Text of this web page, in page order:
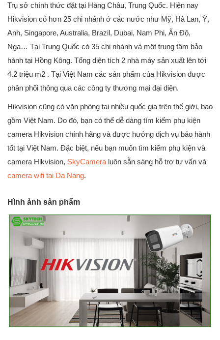
Trụ sở chính thức đặt tại Hàng Châu, Trung Quốc. Hiện nay
Hikvision có hơn 25 chi nhánh ở các nước như Mỹ, Hà Lan, Ý,
Anh, Singapore, Australia, Brazil, Dubai, Nam Phi, Ấn Độ,
Nga… Tại Trung Quốc có 35 chi nhánh và một trung tâm bảo
hành tại Hồng Kông. Tổng diện tích 2 nhà máy sản xuất lên tới
4.2 triệu m2 . Tại Việt Nam các sản phẩm của Hikvision được
phân phối thông qua các công ty thương mại đại diện.
Hikvision cũng có văn phòng tại nhiều quốc gia trên thế giới, bao
gồm Việt Nam. Do đó, bạn có thể dễ dàng tìm kiếm phụ kiện
camera Hikvision chính hãng và được hưởng dịch vụ bảo hành
tốt tại Việt Nam. Đặc biệt, nếu bạn muốn tìm kiếm phụ kiện và
camera Hikvision, SkyCamera luôn sẵn sàng hỗ trợ tư vấn và
camera wifi tai Da Nang.
Hình ảnh sản phẩm